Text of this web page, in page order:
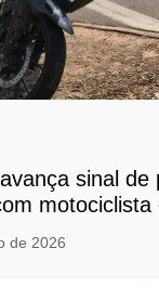
sinal de
motociclista
de 2026